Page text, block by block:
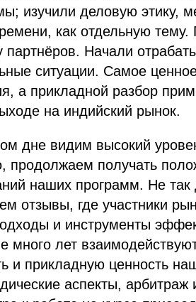
изучили деловую этику,
как отдельную
партнёров. Начали
ситуации. Самое
а прикладной разбор
на индийский рынок.
дне видим высокий
продолжаем получать
наших программ. Не
отзывы, где участники
и инструменты
много лет
и прикладную ценность
аспекты,